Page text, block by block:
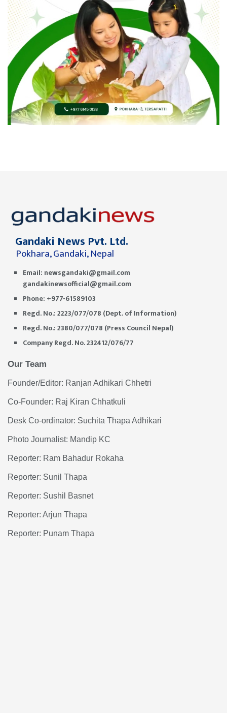
Gandaki News Pvt. Ltd.
Pokhara, Gandaki, Nepal
Email: newsgandaki@gmail.com
gandakinewsofficial@gmail.com
Phone: +977-61589103
Regd. No.: 2223/077/078 (Dept. of Information)
Regd. No.: 2380/077/078 (Press Council Nepal)
Company Regd. No. 232412/076/77
Our Team
Founder/Editor: Ranjan Adhikari Chhetri
Co-Founder: Raj Kiran Chhatkuli
Desk Co-ordinator: Suchita Thapa Adhikari
Photo Journalist: Mandip KC
Reporter: Ram Bahadur Rokaha
Reporter: Sunil Thapa
Reporter: Sushil Basnet
Reporter: Arjun Thapa
Reporter: Punam Thapa